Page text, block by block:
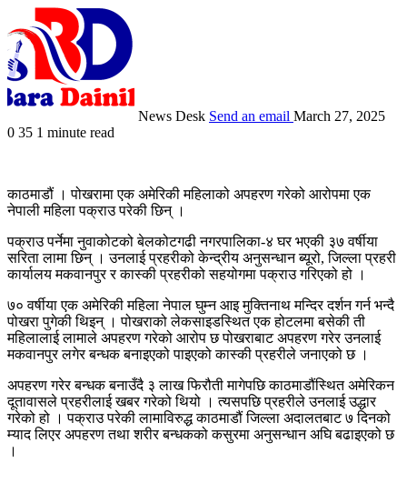
News Desk Send an email March 27, 2025
0 35 1 minute read
काठमाडौं । पोखरामा एक अमेरिकी महिलाको अपहरण गरेको आरोपमा एक
नेपाली महिला पक्राउ परेकी छिन् ।
पक्राउ पर्नेमा नुवाकोटको बेलकोटगढी नगरपालिका-४ घर भएकी ३७ वर्षीया
सरिता लामा छिन् । उनलाई प्रहरीको केन्द्रीय अनुसन्धान ब्यूरो, जिल्ला प्रहरी
कार्यालय मकवानपुर र कास्की प्रहरीको सहयोगमा पक्राउ गरिएको हो ।
७० वर्षीया एक अमेरिकी महिला नेपाल घुम्न आइ मुक्तिनाथ मन्दिर दर्शन गर्न भन्दै
पोखरा पुगेकी थिइन् । पोखराको लेकसाइडस्थित एक होटलमा बसेकी ती
महिलालाई लामाले अपहरण गरेको आरोप छ पोखराबाट अपहरण गरेर उनलाई
मकवानपुर लगेर बन्धक बनाइएको पाइएको कास्की प्रहरीले जनाएको छ ।
अपहरण गरेर बन्धक बनाउँदै ३ लाख फिरौती मागेपछि काठमाडौंस्थित अमेरिकन
दूतावासले प्रहरीलाई खबर गरेको थियो । त्यसपछि प्रहरीले उनलाई उद्धार
गरेको हो । पक्राउ परेकी लामाविरुद्ध काठमाडौं जिल्ला अदालतबाट ७ दिनको
म्याद लिएर अपहरण तथा शरीर बन्धकको कसुरमा अनुसन्धान अघि बढाइएको छ
।